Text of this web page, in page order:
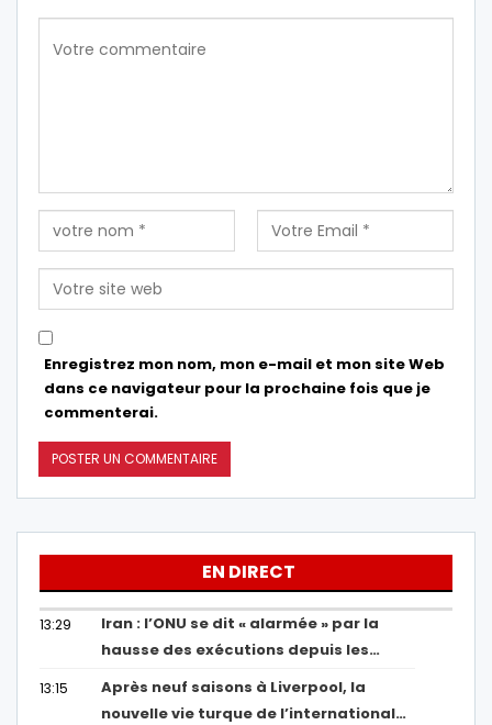
Enregistrez mon nom, mon e-mail et mon site Web
dans ce navigateur pour la prochaine fois que je
commenterai.
EN DIRECT
13:29
Iran : l’ONU se dit « alarmée » par la
hausse des exécutions depuis les…
13:15
Après neuf saisons à Liverpool, la
nouvelle vie turque de l’international…